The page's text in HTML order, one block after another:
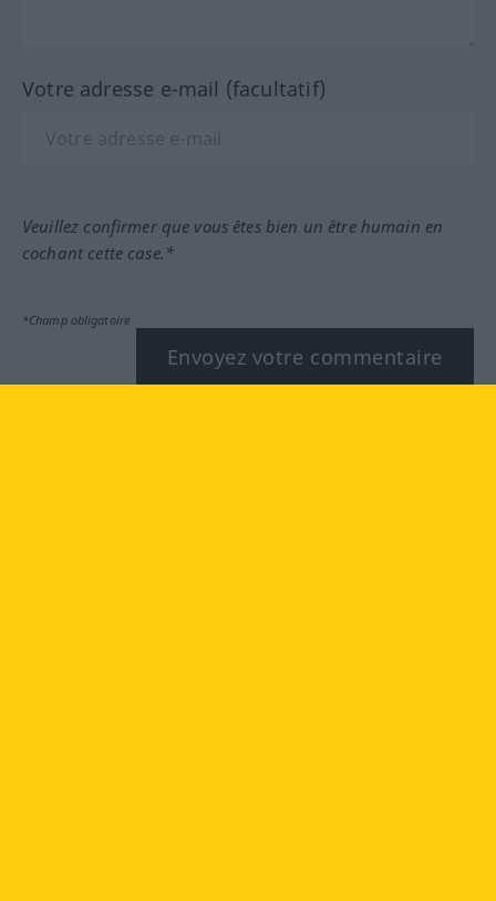
Votre adresse e-mail (facultatif)
Veuillez confirmer que vous êtes bien un être humain en
cochant cette case.*
*Champ obligatoire
Envoyez votre commentaire